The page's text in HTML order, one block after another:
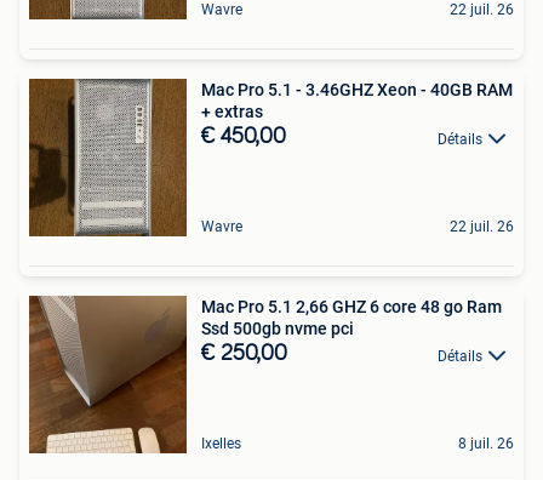
Wavre 22 juil. 26
Mac Pro 5.1 - 3.46GHZ Xeon - 40GB RAM
+ extras
€ 450,00 Détails
Wavre 22 juil. 26
Mac Pro 5.1 2,66 GHZ 6 core 48 go Ram
Ssd 500gb nvme pci
€ 250,00 Détails
Ixelles 8 juil. 26